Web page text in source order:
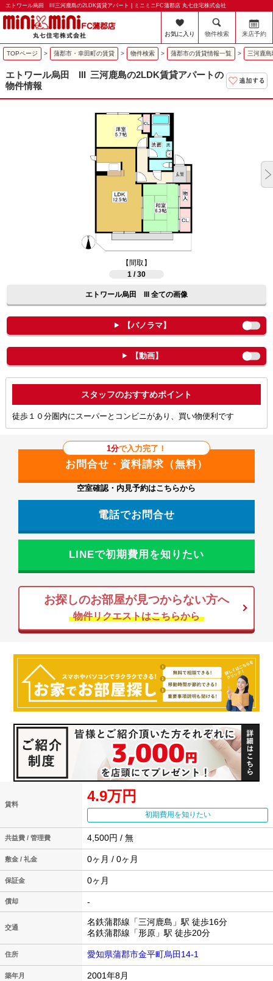
エトワール烏田 III三河鹿島の2LDK賃貸アパート | ミニミニFC蒲郡店 丸七住宅株式会社
お気に入り 物件検索 来店予約
TOPページ > 蒲郡市・幸田町の賃貸 > 物件検索 > 蒲郡市の賃貸情報一覧 > 三河鹿
エトワール烏田 III 三河鹿島の2LDK賃貸アパートの
物件情報
【間取】
1 / 30
エトワール烏田 III 全ての画像
【パノラマ】
【動画】
ポイント
徒歩１０分圏内にスーパーとコンビニがあり、買い物便利です
1分で入力完了！
空室確認・内見予約はこちらから
電話でお問合せ
LINEで初期費用を知りたい
お探しのお部屋が見つからない方へ
物件リクエストはこちらから
賃料 4.9万円
初期費用を知りたい
共益費 / 管理費 4,500円 / 無
敷金 / 礼金 0ヶ月 / 0ヶ月
保証金 0ヶ月
償却 -
交通
名鉄蒲郡線「三河鹿島」駅 徒歩16分
名鉄蒲郡線「形原」駅 徒歩20分
住所 愛知県蒲郡市金平町烏田14-1
築年月 2001年8月